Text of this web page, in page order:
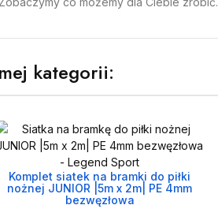
kategorii:

Komplet siatek na bramki do piłki
nożnej JUNIOR |5m x 2m| PE 4mm
bezwęzłowa